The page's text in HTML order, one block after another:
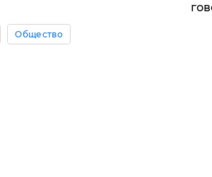
Общество